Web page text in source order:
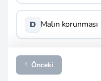
D Malın korunması
Önceki